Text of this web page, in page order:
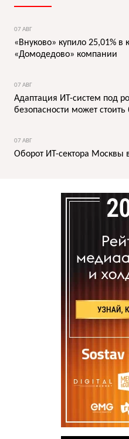
07 АВГ
«Внуково» купило 25,01%
«Домодедово» компании
07 АВГ
Адаптация ИТ-систем под
безопасности может
07 АВГ
Оборот ИТ-сектора Москвы